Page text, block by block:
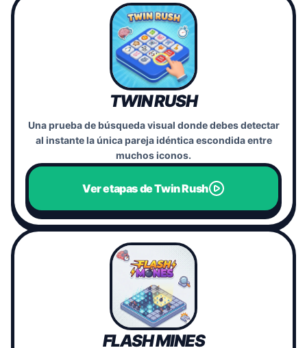
TWIN RUSH
Una prueba de búsqueda visual donde debes detectar
al instante la única pareja idéntica escondida entre
muchos iconos.
Ver etapas de Twin Rush
FLASH MINES